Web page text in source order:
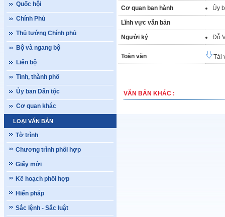
Quốc hội
Chính Phủ
Thủ tướng Chính phủ
Bộ và ngang bộ
Liên bộ
Tỉnh, thành phố
Ủy ban Dân tộc
Cơ quan khác
LOẠI VĂN BẢN
Tờ trình
Chương trình phối hợp
Giấy mời
Kế hoạch phối hợp
Hiến pháp
Sắc lệnh - Sắc luật
Cơ quan ban hành
Ủy
Lĩnh vực văn bản
Người ký Đỗ
Toàn văn Tải
VĂN BẢN KHÁC :